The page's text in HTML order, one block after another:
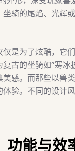
坐骑的尾焰、光辉
仅是为了炫酷，它
古的坐骑如“寒
感。而那些以兽
体验。不同的设计
功能与效